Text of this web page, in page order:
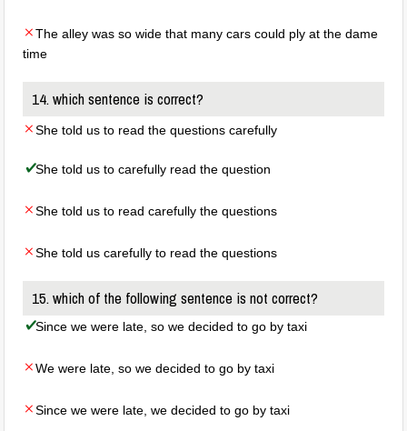
The alley was so wide that many cars could ply at the dame
time
14. which sentence is correct?
She told us to read the questions carefully
She told us to carefully read the question
She told us to read carefully the questions
She told us carefully to read the questions
15. which of the following sentence is not correct?
Since we were late, so we decided to go by taxi
We were late, so we decided to go by taxi
Since we were late, we decided to go by taxi